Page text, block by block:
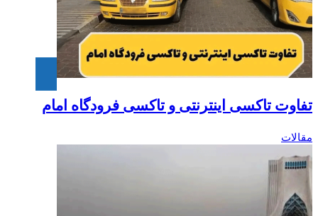
تفاوت تاکسی اینترنتی و تاکسی فرودگاه امام‎
مقالات